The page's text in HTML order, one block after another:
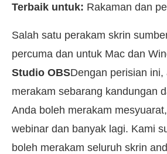
Terbaik untuk: Rakaman dan
Salah satu perakam skrin
percuma dan untuk Mac dan
Studio OBSDengan perisian ini,
merakam sebarang kandungan
Anda boleh merakam
webinar dan banyak lagi. Kami
boleh merakam seluruh skrin